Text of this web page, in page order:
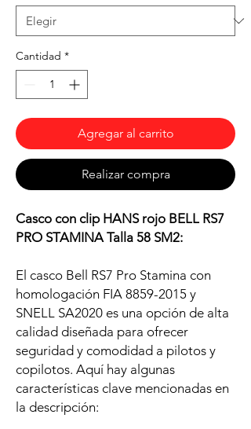
Cantidad *
Agregar al carrito
Realizar compra
Casco con clip HANS rojo BELL RS7
PRO STAMINA Talla 58 SM2:
El casco Bell RS7 Pro Stamina con
homologación FIA 8859-2015 y
SNELL SA2020 es una opción de alta
calidad diseñada para ofrecer
seguridad y comodidad a pilotos y
copilotos. Aquí hay algunas
características clave mencionadas en
la descripción: